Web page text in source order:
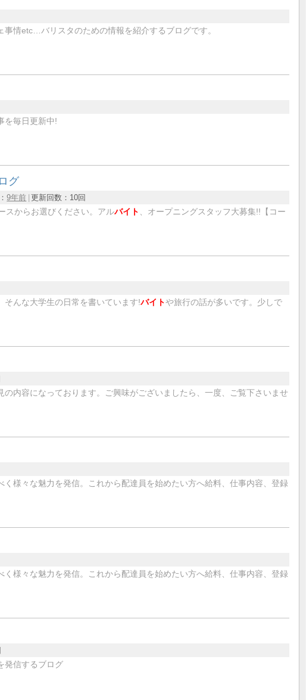
事情etc…バリスタのための情報を紹介するブログです。
を毎日更新中!
グ
9年前 更新回数： 10回
スからお選びください。アルバイト
、オープニングスタッフ大募集!!【コー
そんな大学生の日常を書いています!バイトや旅行の話が多いです。少しで
内容になっております。ご興味がございましたら、一度、ご覧下さいませ
様々な魅力を発信。これから配達員を始めたい方へ給料、仕事内容、登録
様々な魅力を発信。これから配達員を始めたい方へ給料、仕事内容、登録
発信するブログ